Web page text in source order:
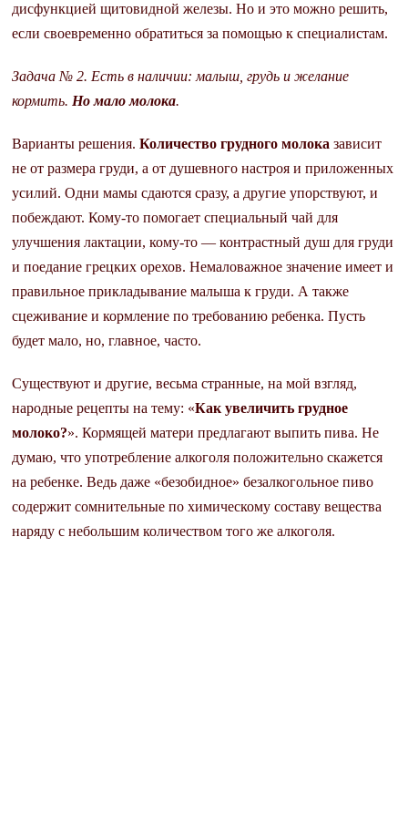
дисфункцией щитовидной железы. Но и это можно решить,
если своевременно обратиться за помощью к специалистам.
Задача № 2. Есть в наличии: малыш, грудь и желание
кормить. Но мало молока.
Варианты решения.Количество грудного молока зависит
не от размера груди, а от душевного настроя и приложенных
усилий. Одни мамы сдаются сразу, а другие упорствуют, и
побеждают. Кому-то помогает специальный чай для
улучшения лактации, кому-то — контрастный душ для груди
и поедание грецких орехов. Немаловажное значение имеет и
правильное прикладывание малыша к груди. А также
сцеживание и кормление по требованию ребенка. Пусть
будет мало, но, главное, часто.
Существуют и другие, весьма странные, на мой взгляд,
народные рецепты на тему: «Как увеличить грудное
молоко?». Кормящей матери предлагают выпить пива. Не
думаю, что употребление алкоголя положительно скажется
на ребенке. Ведь даже «безобидное» безалкогольное пиво
содержит сомнительные по химическому составу вещества
наряду с небольшим количеством того же алкоголя.